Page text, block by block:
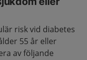
risk vid diabetes
55 år eller
av följande